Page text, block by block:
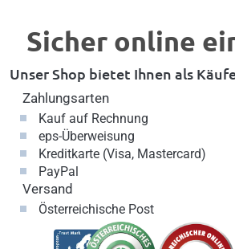
Sicher online
Unser Shop bietet Ihnen als
Zahlungsarten
Kauf auf Rechnung
eps-Überweisung
Kreditkarte (Visa, Mastercard)
PayPal
Versand
Österreichische Post